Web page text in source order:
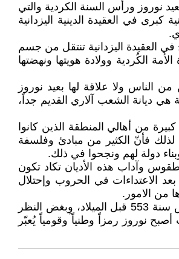
نوروز ورأس السنة الكردية والتي
في العقيدة الدينية اليزدانية
بأن فترة انتقال الروح تستغرق 21 يوماً فقط، اي أن الروح في العقيدة اليزدانية تنتقل من جسم
علَم كوردستان، كرمز لولادة الأمة الكُردية وولادة هويتها ونهضتها
ليست لها علاقة بالتاريخ الميلادي(21)اذار كما يظن الكثيرين من الناس ولا علاقة لها بعيد نوروز
هي ديانة الشعب آلاري القديم جداً،
من أهالي المنطقة الذين كانوا
فأنّ الكثير من مبادئ وفلسفة
دولة لهم ونجحوا في ذلك.
و طقوس وآداب هذه الأديان تكاد تكون
الاعتداءات في الحروب وإحتلال
من الامور.
عيد رأس السنة الايزيدية (نوروز)وطقوسها يعود تاريخها الى تأسيس امبراطورية ميديا وايديولوجيتها والتي سقطت على يد الملك الفارسي كورش سنة 553 قبل الميلاد، وِبغض النظر
نوروز رمزاً وطنياً وقومياً يُعبّر